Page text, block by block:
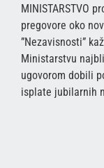
MINISTARSTVO
pregovore oko
”Nezavisnosti”
Ministarstvu
ugovorom dobili
isplate jubilarnih